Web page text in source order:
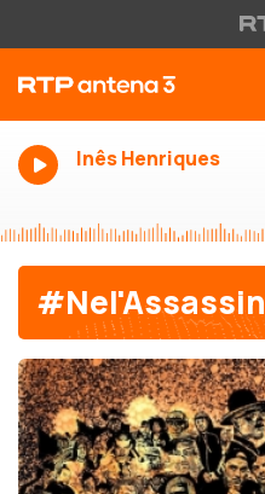
Inês Henriques
#Nel'Assassin